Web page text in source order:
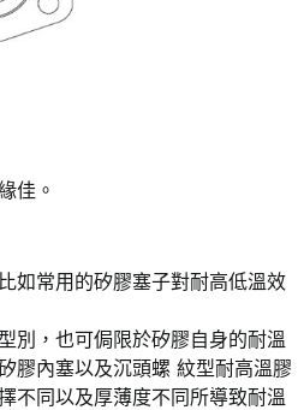
佳。
如常用的矽膠塞子對耐高低溫效
別，也可侷限於矽膠自身的耐溫
膠內塞以及沉頭螺 紋型耐高溫膠
不同以及厚薄度不同所導致耐溫